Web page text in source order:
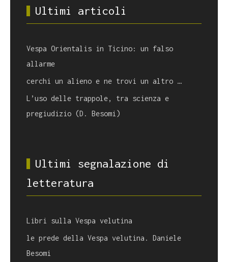
Ultimi articoli
Vespa Orientalis in Ticino: un falso
allarme
cerchi un alieno e ne trovi un altro …
L’uso delle trappole, tra scienza e
pregiudizio (D. Besomi)
Ultimi segnalazione di
letteratura
Libri sulla Vespa velutina
le prede della Vespa velutina. Daniele
Besomi